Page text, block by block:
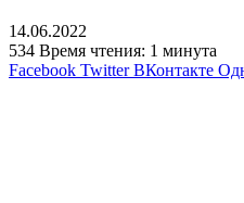
14.06.2022
534 Время чтения: 1 минута
Facebook Twitter ВКонтакте